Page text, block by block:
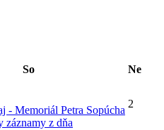
So Ne
- Memoriál Petra Sopúcha
záznamy z dňa
2